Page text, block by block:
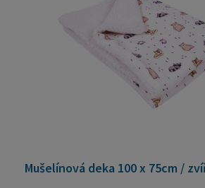
Mušelínová deka 100 x 75cm /